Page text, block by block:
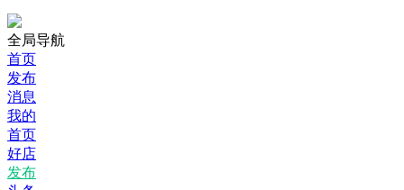
全局导航
首页
发布
消息
我的
首页
好店
发布